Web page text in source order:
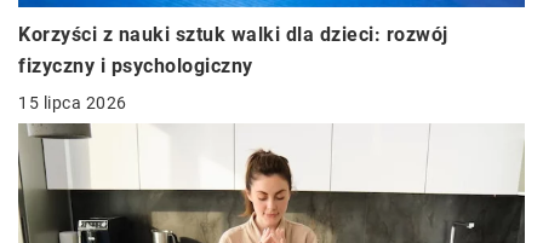
Korzyści z nauki sztuk walki dla dzieci: rozwój
fizyczny i psychologiczny
15 lipca 2026